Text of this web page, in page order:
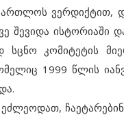
ვერდიქტით,
შევიდა ისტორიაში
სცნო კომიტეტის
1999 წლის